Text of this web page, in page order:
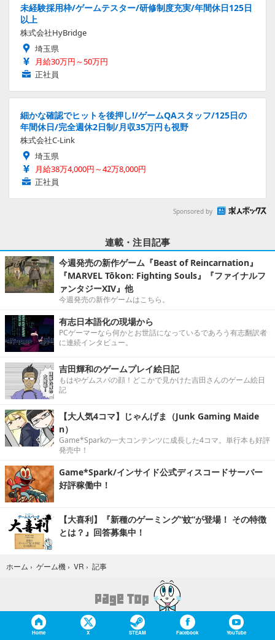
未経験採用枠/ゲームテスター/研修制度充実/年間休日125日
以上
株式会社HyBridge
埼玉県
月給30万円～50万円
正社員
細かな確認でヒットを後押し!/ゲームQAスタッフ/125日の
年間休日/完全週休2日制/月収35万円も視野
株式会社C-Link
埼玉県
月給38万4,000円～42万8,000円
正社員
Sponsored by
連載・注目記事
今週発売の新作ゲーム『Beast of Reincarnation』
『MARVEL Tōkon: Fighting Souls』『ファイナルフ
ァンタジーXIV』他
今週発売の新作ゲームはこちら。
有志日本語化の現場から
PCゲーマーなら何かとお世話になっているであろう有志翻訳者
に連続インタビュー。
吉田輝和のゲームプレイ絵日記
もはやゲムスパの顔！どこかで見かけた吉田さんのゲーム絵日
記
【大人気4コマ】じゃんげま（Junk Gaming Maide
n）
Game*Sparkの一大コンテンツに成長した4コマ。単行本も好評
発売中！
Game*Spark/インサイド公式ディスコードサーバー
好評稼働中！
【大喜利】『新種のゲーミング“蚊”が登場！ その特徴
とは？』回答募集中！
ホーム › ゲーム機 › VR › 記事
Home X STEAM Facebook YouTube